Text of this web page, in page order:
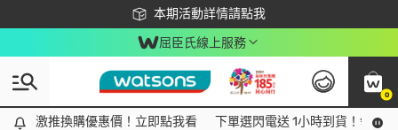
本期活動詳情請點我
下載app最高回饋$350
屈臣氏線上服務
0
激推換購優惠價！立即點我看
激推換購優惠價！立即點我看 下單選閃電送 1小時到貨！領神